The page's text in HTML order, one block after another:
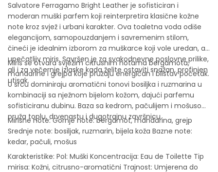
Salvatore Ferragamo Bright Leather je sofisticiran i
moderan muški parfem koji reinterpretira klasične kožne
note kroz svjež i urbani karakter. Ova toaletna voda odiše
elegancijom, samopouzdanjem i savremenim stilom,
čineći je idealnim izborom za muškarce koji vole uredan, ali
upečatljiv miris. Savršen je za svakodnevne poslovne prilike,
ali i za večernje izlaske kada želite ostaviti snažan, profinjen
utisak.
Miris se otvara svježim citrusnim notama bergamota,
mandarine i grejpa koje pružaju energičan i blistav početak.
U srcu dominiraju aromatični tonovi bosiljka i ruzmarina u
kombinaciji sa nježnom bijelom kožom, dajući parfemu
sofisticiranu dubinu. Baza sa kedrom, pačulijem i mošusom
pruža toplu, drvenastu i dugotrajnu završnicu.
Mirisne note: Gornje note: bergamot, mandarina, grejp
Srednje note: bosiljak, ruzmarin, bijela koža Bazne note:
kedar, pačuli, mošus
Karakteristike: Pol: Muški Koncentracija: Eau de Toilette Tip
mirisa: Kožni, citrusno-aromatični Trajnost: Umjerena do